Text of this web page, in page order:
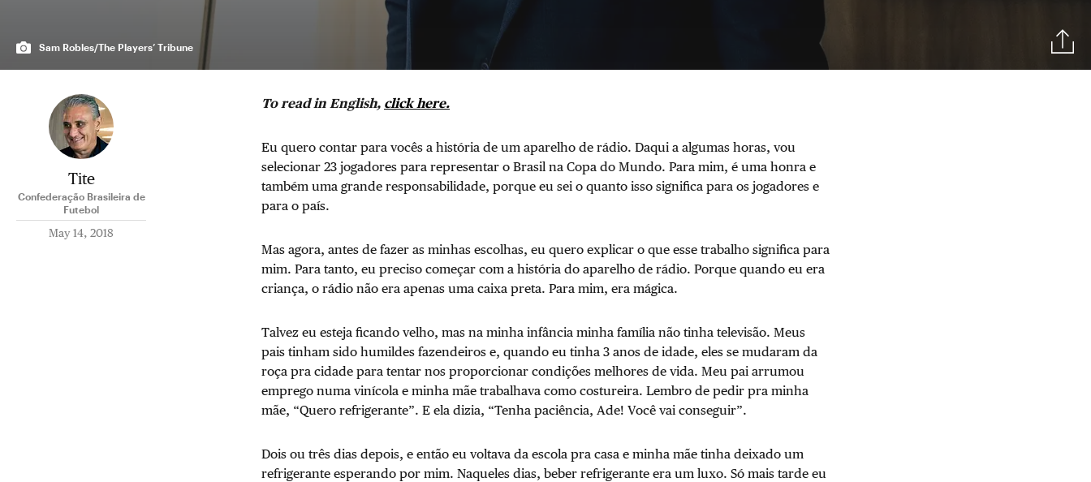
Sam Robles/The Players’ Tribune
Tite
Confederação Brasileira de
Futebol
May 14, 2018
To read in English, click here.
Eu quero contar para vocês a história de um aparelho de rádio. Daqui a algumas horas, vou
selecionar 23 jogadores para representar o Brasil na Copa do Mundo. Para mim, é uma honra e
também uma grande responsabilidade, porque eu sei o quanto isso significa para os jogadores e
para o país.
Mas agora, antes de fazer as minhas escolhas, eu quero explicar o que esse trabalho significa para
mim. Para tanto, eu preciso começar com a história do aparelho de rádio. Porque quando eu era
criança, o rádio não era apenas uma caixa preta. Para mim, era mágica.
Talvez eu esteja ficando velho, mas na minha infância minha família não tinha televisão. Meus
pais tinham sido humildes fazendeiros e, quando eu tinha 3 anos de idade, eles se mudaram da
roça pra cidade para tentar nos proporcionar condições melhores de vida. Meu pai arrumou
emprego numa vinícola e minha mãe trabalhava como costureira. Lembro de pedir pra minha
mãe, “Quero refrigerante”. E ela dizia, “Tenha paciência, Ade! Você vai conseguir”.
Dois ou três dias depois, e então eu voltava da escola pra casa e minha mãe tinha deixado um
refrigerante esperando por mim. Naqueles dias, beber refrigerante era um luxo. Só mais tarde eu